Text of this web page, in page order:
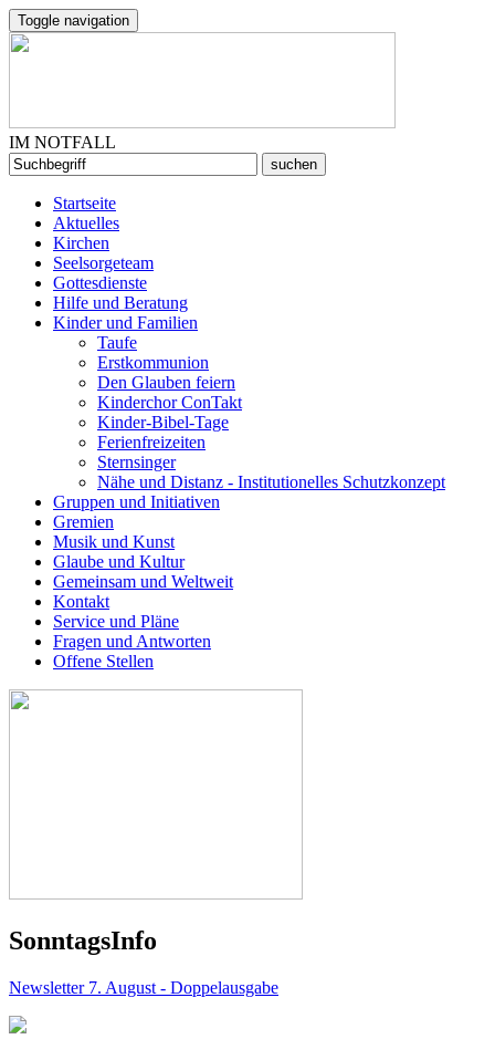
Toggle navigation
IM NOTFALL
Startseite
Aktuelles
Kirchen
Seelsorgeteam
Gottesdienste
Hilfe und Beratung
Kinder und Familien
Taufe
Erstkommunion
Den Glauben feiern
Kinderchor ConTakt
Kinder-Bibel-Tage
Ferienfreizeiten
Sternsinger
Nähe und Distanz - Institutionelles Schutzkonzept
Gruppen und Initiativen
Gremien
Musik und Kunst
Glaube und Kultur
Gemeinsam und Weltweit
Kontakt
Service und Pläne
Fragen und Antworten
Offene Stellen
SonntagsInfo
Newsletter 7. August - Doppelausgabe